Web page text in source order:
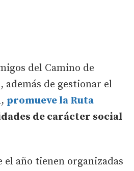
del Camino de
además de gestionar el
promueve la Ruta
de carácter social
el año tienen organizadas